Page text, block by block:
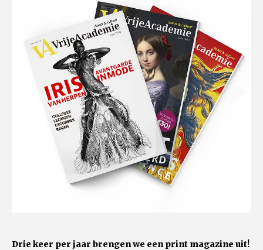
Drie keer per jaar brengen we een print magazine uit!